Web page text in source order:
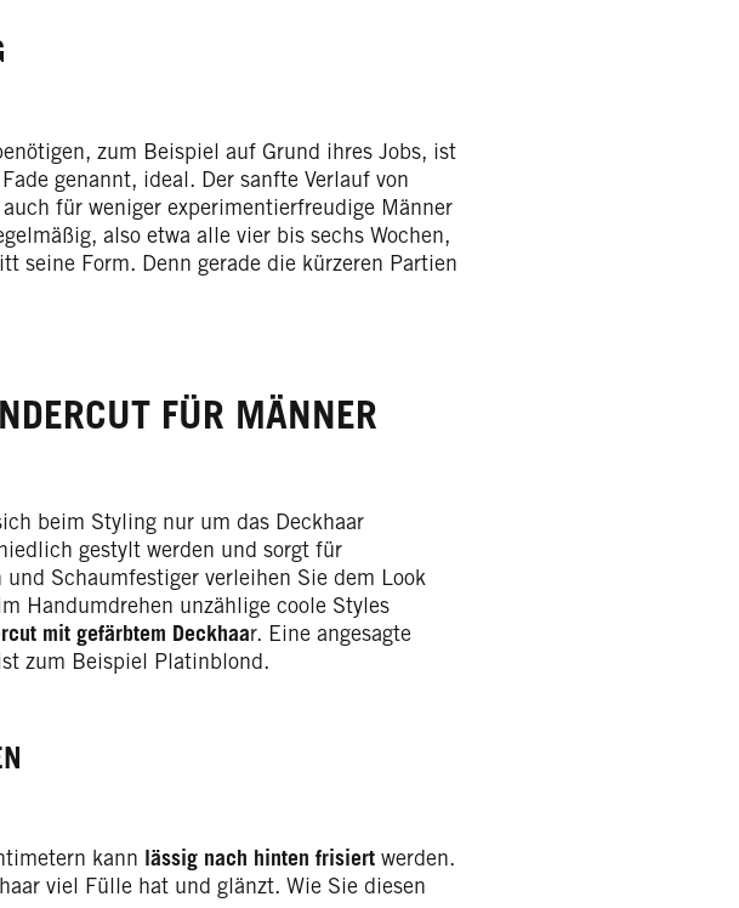
zum Beispiel auf Grund ihres Jobs, ist
genannt, ideal. Der sanfte Verlauf von
für weniger experimentierfreudige Männer
also etwa alle vier bis sechs Wochen,
seine Form. Denn gerade die kürzeren Partien
FÜR MÄNNER
beim Styling nur um das Deckhaar
gestylt werden und sorgt für
und Schaumfestiger verleihen Sie dem Look
Handumdrehen unzählige coole Styles
mit gefärbtem Deckhaar. Eine angesagte
zum Beispiel Platinblond.
kann lässig nach hinten frisiertwerden.
viel Fülle hat und glänzt. Wie Sie diesen